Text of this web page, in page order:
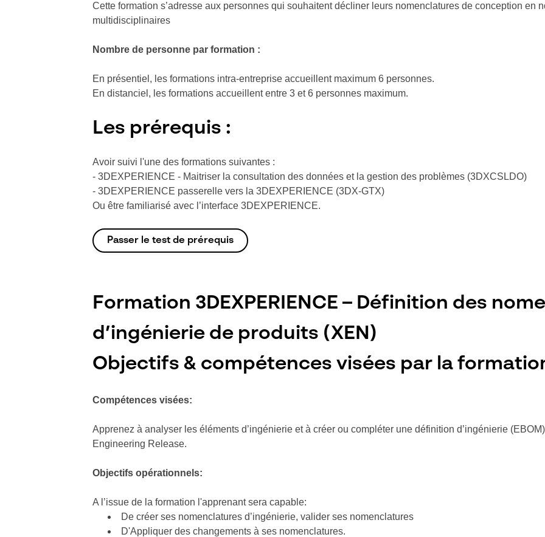
Cette formation s’adresse aux personnes qui souhaitent décliner leurs nomenclatures de conception en
multidisciplinaires
Nombre de personne par formation :
En présentiel, les formations intra-entreprise accueillent maximum 6 personnes.
En distanciel, les formations accueillent entre 3 et 6 personnes maximum.
Les prérequis :
Avoir suivi l'une des formations suivantes :
- 3DEXPERIENCE - Maitriser la consultation des données et la gestion des problèmes (3DXCSLDO)
- 3DEXPERIENCE passerelle vers la 3DEXPERIENCE (3DX-GTX)
Ou être familiarisé avec l’interface 3DEXPERIENCE.
Passer le test de prérequis
Formation 3DEXPERIENCE – Définition des
d’ingénierie de produits (XEN)
Objectifs & compétences visées par la
Compétences visées:
Apprenez à analyser les éléments d’ingénierie et à créer ou compléter une définition d’ingénierie
Engineering Release.
Objectifs opérationnels:
A l’issue de la formation l'apprenant sera capable:
De créer ses nomenclatures d’ingénierie, valider ses nomenclatures
D'Appliquer des changements à ses nomenclatures.